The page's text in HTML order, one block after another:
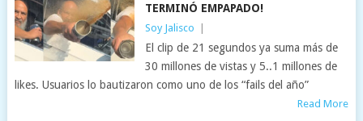
TERMINÓ EMPAPADO!
Soy Jalisco
El clip de 21 segundos ya suma más de
30 millones de vistas y 5..1 millones de
likes. Usuarios lo bautizaron como uno de los “fails del año”
Read More